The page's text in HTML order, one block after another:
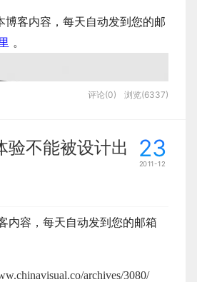
博客内容，每天自动发到您的邮
。
评论(0) 浏览(6337)
23
2011-12
验不能被设计出
内容，每天自动发到您的邮箱
archives/3080/